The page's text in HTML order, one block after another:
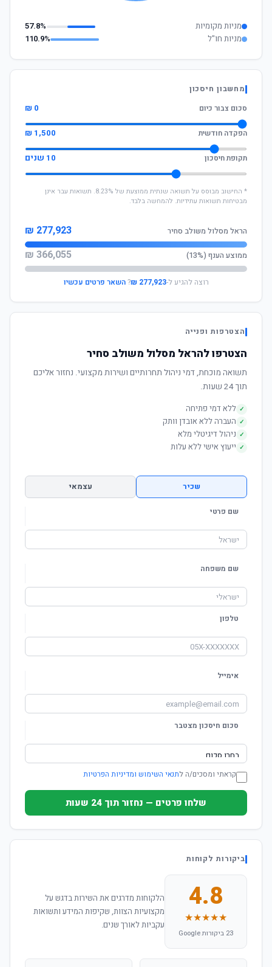
מניות מקומיות
57.8%
מניות חו"ל
110.9%
מחשבון חיסכון
סכום צבור כיום
0 ₪
הפקדה חודשית 1,500 ₪
תקופת חיסכון 10 שנים
* החישוב מבוסס על תשואה שנתית ממוצעת של 8.23%. תשואות עבר אינן
מבטיחות תשואות עתידיות. להמחשה בלבד.
הראל מסלול משולב סחיר 277,923 ₪
ממוצע הענף (13%) 366,055 ₪
רוצה להגיע ל-277,923 ₪
?השאר פרטים עכשיו
הצטרפות ופנייה
הצטרפו להראל מסלול משולב סחיר
תשואה מוכחת, דמי ניהול תחרותיים ושירות מקצועי. נחזור אליכם
תוך 24 שעות.
✓ ללא דמי פתיחה
✓ העברה ללא אובדן וותק
✓ ניהול דיגיטלי מלא
✓ ייעוץ אישי ללא עלות
שכיר עצמאי
שם פרטי
שם משפחה
טלפון
אימייל
סכום חיסכון מצטבר
קראתי ומסכים/ה לתנאי השימוש ומדיניות הפרטיות
שלחו פרטים — נחזור תוך 24 שעות
ביקורות לקוחות
4.8
★★★★★
23 ביקורות Google
הלקוחות מדרגים את השירות בדגש על
מקצועיות הצוות, שקיפות המידע ותשואות
עקביות לאורך שנים.